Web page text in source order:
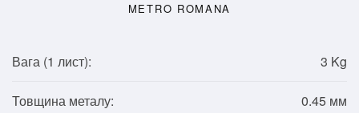
METRO ROMANA
Вага (1 лист): 3 Kg
Товщина металу: 0.45 мм